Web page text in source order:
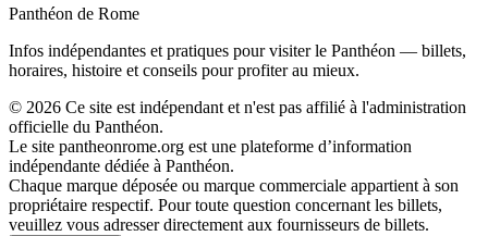
Panthéon de Rome
Infos indépendantes et pratiques pour visiter le Panthéon — billets,
horaires, histoire et conseils pour profiter au mieux.
© 2026 Ce site est indépendant et n'est pas affilié à l'administration
officielle du Panthéon.
Le site pantheonrome.org est une plateforme d’information
indépendante dédiée à Panthéon.
Chaque marque déposée ou marque commerciale appartient à son
propriétaire respectif. Pour toute question concernant les billets,
veuillez vous adresser directement aux fournisseurs de billets.